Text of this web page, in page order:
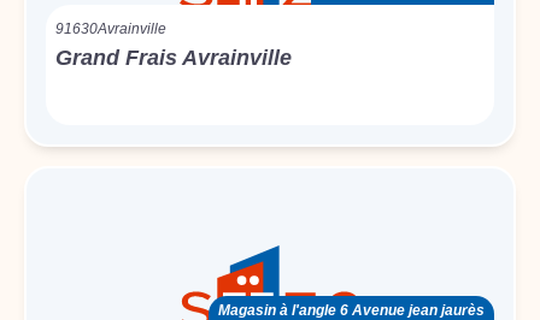
91630Avrainville
Grand Frais Avrainville
Magasin à l'angle 6 Avenue jean jaurès